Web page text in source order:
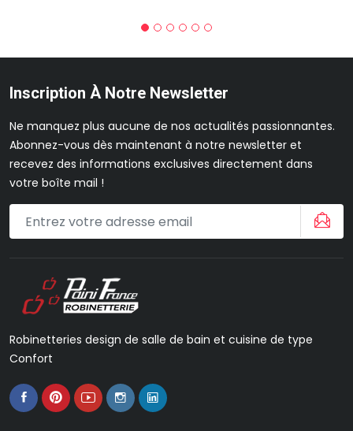
Inscription À Notre Newsletter
Ne manquez plus aucune de nos actualités passionnantes.
Abonnez-vous dès maintenant à notre newsletter et
recevez des informations exclusives directement dans
votre boîte mail !
Robinetteries design de salle de bain et cuisine de type
Confort